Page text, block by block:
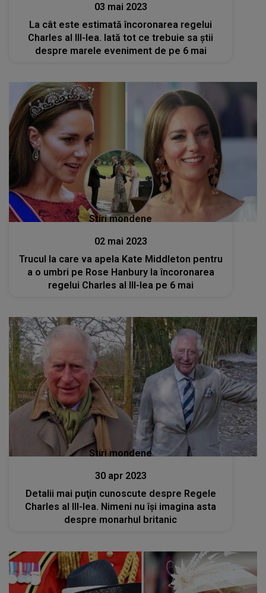
03 mai 2023
La cât este estimată încoronarea regelui
Charles al III-lea. Iată tot ce trebuie sa știi
despre marele eveniment de pe 6 mai
Stiri mondene
02 mai 2023
Trucul la care va apela Kate Middleton pentru
a o umbri pe Rose Hanbury la încoronarea
regelui Charles al III-lea pe 6 mai
Stiri mondene
30 apr 2023
Detalii mai puţin cunoscute despre Regele
Charles al III-lea. Nimeni nu își imagina asta
despre monarhul britanic